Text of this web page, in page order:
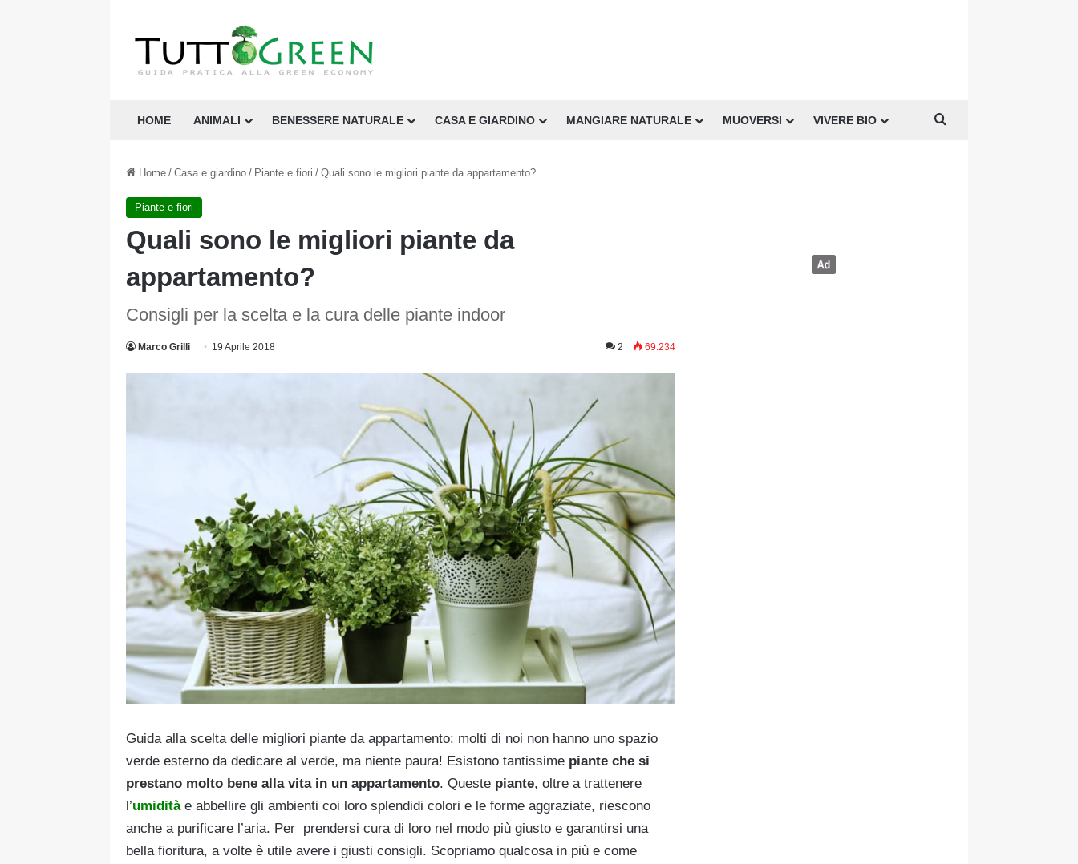
HOME ANIMALI BENESSERE NATURALE CASA E GIARDINO MANGIARE NATURALE MUOVERSI VIVERE BIO
Home / Casa e giardino / Piante e fiori / Quali sono le migliori piante da appartamento?
Piante e fiori
Quali sono le migliori piante da
appartamento?
Consigli per la scelta e la cura delle piante indoor
Marco Grilli 19 Aprile 2018 2 69.234
Guida alla scelta delle migliori piante da appartamento: molti di noi non hanno uno spazio
verde esterno da dedicare al verde, ma niente paura! Esistono tantissime piante che si
prestano molto bene alla vita in un appartamento. Queste piante, oltre a trattenere
l’umiditàe abbellire gli ambienti coi loro splendidi colori e le forme aggraziate, riescono
anche a purificare l’aria. Per prendersi cura di loro nel modo più giusto e garantirsi una
bella fioritura, a volte è utile avere i giusti consigli. Scopriamo qualcosa in più e come